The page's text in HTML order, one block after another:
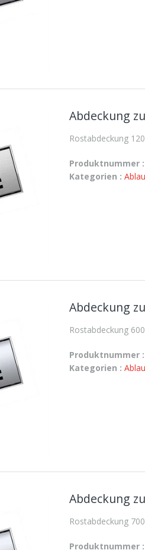
Abdeckung
Rostabdeckung
Produktnummer :
Kategorien :
Abdeckung
Rostabdeckung
Produktnummer :
Kategorien :
Abdeckung
Rostabdeckung
Produktnummer :